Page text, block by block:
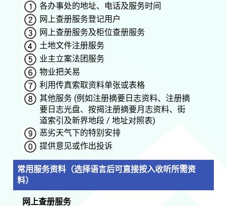
各办事处的地址、电话及服务时间
网上查册服务登记用户
网上查册服务及柜位查册服务
土地文件注册服务
业主立案法团服务
物业把关易
利用传真索取资料单张或表格
其他服务 (例如注册摘要日志资料、注册摘
要日志光盘、按揭注册摘要月志资料、街
道索引及新界地段 / 地址对照表)
恶劣天气下的特别安排
提供意见或作出投诉
常用服务资料（选择语言后可直接按入收听所需资
料）
网上查册服务